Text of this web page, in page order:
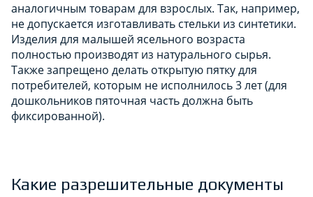
аналогичным товарам для взрослых. Так, например,
не допускается изготавливать стельки из синтетики.
Изделия для малышей ясельного возраста
полностью производят из натурального сырья.
Также запрещено делать открытую пятку для
потребителей, которым не исполнилось 3 лет (для
дошкольников пяточная часть должна быть
фиксированной).
Какие разрешительные документы